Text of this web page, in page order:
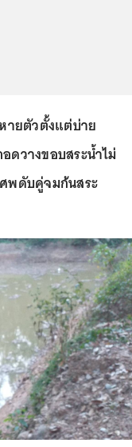
ายตัวตั้งแต่บ่าย
วางขอบสระน้ำไม่
พดับคู่จมก้นสระ